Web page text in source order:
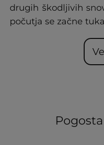
drugih škodljivih
počutja se začne